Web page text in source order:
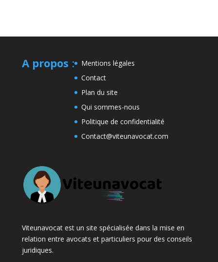
A propos :
Mentions légales
Contact
Plan du site
Qui sommes-nous
Politique de confidentialité
Contact@viteunavocat.com
Viteunavocat est un site spécialisée dans la mise en
relation entre avocats et particuliers pour des conseils
juridiques.